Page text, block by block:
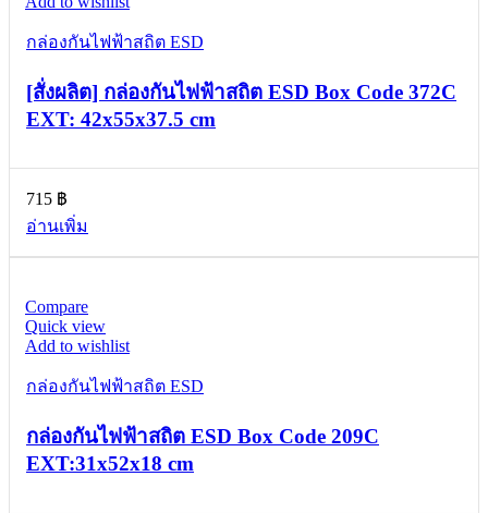
กล่องกันไฟฟ้าสถิต ESD
[สั่งผลิต] กล่องกันไฟฟ้าสถิต ESD Box Code 372C
EXT: 42x55x37.5 cm
715 ฿
อ่านเพิ่ม
Compare
Quick view
Add to wishlist
กล่องกันไฟฟ้าสถิต ESD
กล่องกันไฟฟ้าสถิต ESD Box Code 209C
EXT:31x52x18 cm